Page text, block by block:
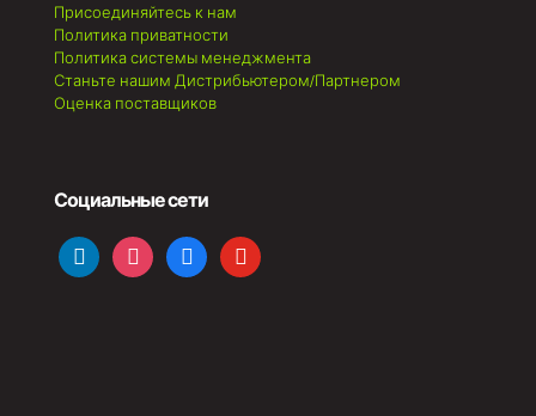
Присоединяйтесь к нам
Политика приватности
Политика системы менеджмента
Станьте нашим Дистрибьютером/Партнером
Оценка поставщиков
Социальные сети
linkedin instagramfacebookyoutube